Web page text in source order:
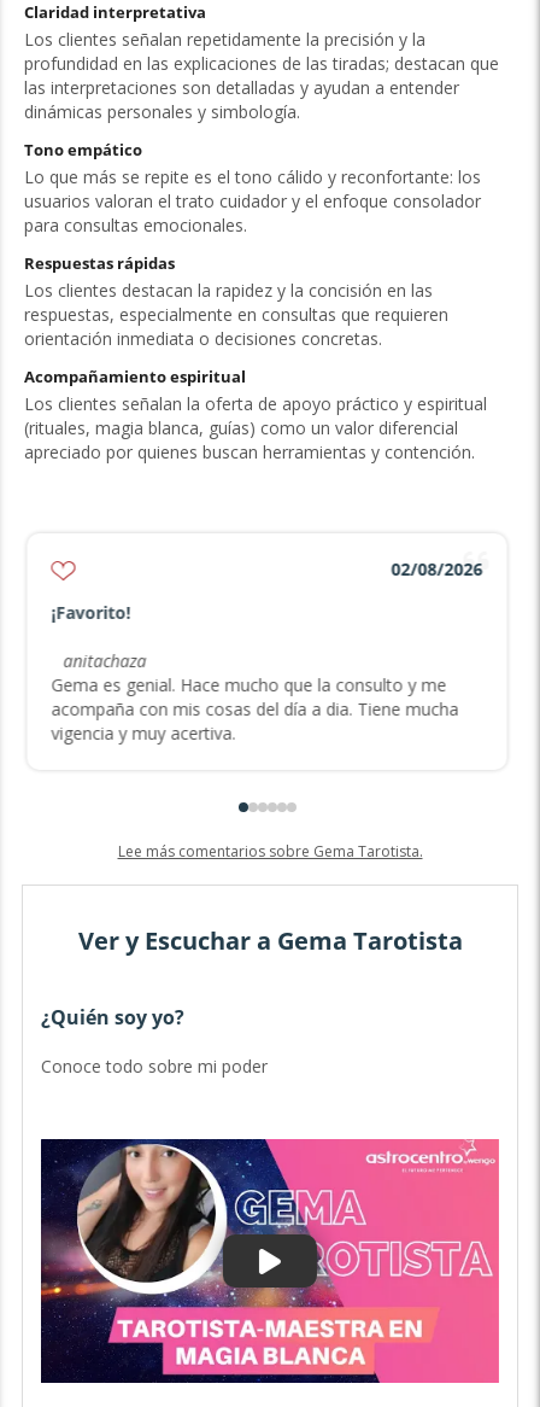
Claridad interpretativa
Los clientes señalan repetidamente la precisión y la
profundidad en las explicaciones de las tiradas; destacan que
las interpretaciones son detalladas y ayudan a entender
dinámicas personales y simbología.
Tono empático
Lo que más se repite es el tono cálido y reconfortante: los
usuarios valoran el trato cuidador y el enfoque consolador
para consultas emocionales.
Respuestas rápidas
Los clientes destacan la rapidez y la concisión en las
respuestas, especialmente en consultas que requieren
orientación inmediata o decisiones concretas.
Acompañamiento espiritual
Los clientes señalan la oferta de apoyo práctico y espiritual
(rituales, magia blanca, guías) como un valor diferencial
apreciado por quienes buscan herramientas y contención.
¡Favorito!
02/08/2026
anitachaza
Gema es genial. Hace mucho que la consulto y me
acompaña con mis cosas del día a dia. Tiene mucha
vigencia y muy acertiva.
Lee más comentarios sobre Gema Tarotista.
Ver y Escuchar a Gema Tarotista
¿Quién soy yo?
Conoce todo sobre mi poder